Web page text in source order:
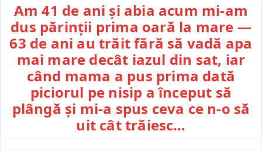
Am 41 de ani și abia acum mi-am
dus părinții prima oară la mare —
63 de ani au trăit fără să vadă apa
mai mare decât iazul din sat, iar
când mama a pus prima dată
piciorul pe nisip a început să
plângă și mi-a spus ceva ce n-o să
uit cât trăiesc…